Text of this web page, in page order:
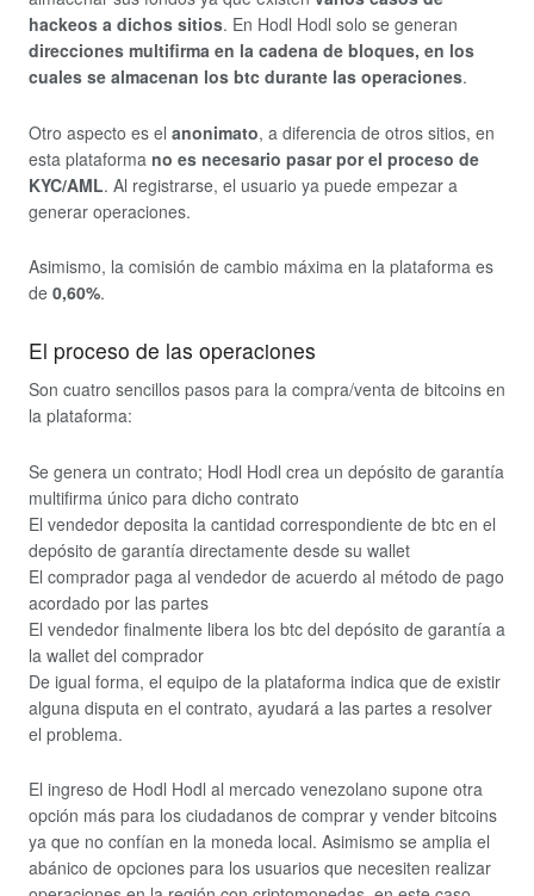
hackeos a dichos sitios. En Hodl Hodl solo se generan
direcciones multifirma en la cadena de bloques, en los
cuales se almacenan los btc durante las operaciones.
Otro aspecto es el anonimato, a diferencia de otros sitios, en
esta plataforma no es necesario pasar por el proceso de
KYC/AML. Al registrarse, el usuario ya puede empezar a
generar operaciones.
Asimismo, la comisión de cambio máxima en la plataforma es
de 0,60%.
El proceso de las operaciones
Son cuatro sencillos pasos para la compra/venta de bitcoins en
la plataforma:
Se genera un contrato; Hodl Hodl crea un depósito de garantía
multifirma único para dicho contrato
El vendedor deposita la cantidad correspondiente de btc en el
depósito de garantía directamente desde su wallet
El comprador paga al vendedor de acuerdo al método de pago
acordado por las partes
El vendedor finalmente libera los btc del depósito de garantía a
la wallet del comprador
De igual forma, el equipo de la plataforma indica que de existir
alguna disputa en el contrato, ayudará a las partes a resolver
el problema.
El ingreso de Hodl Hodl al mercado venezolano supone otra
opción más para los ciudadanos de comprar y vender bitcoins
ya que no confían en la moneda local. Asimismo se amplia el
abánico de opciones para los usuarios que necesiten realizar